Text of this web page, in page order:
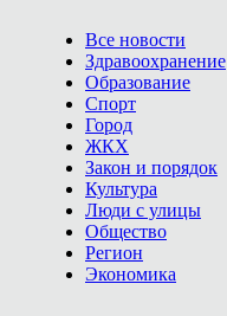
Все новости
Здравоохранение
Образование
Спорт
Город
ЖКХ
Закон и порядок
Культура
Люди с улицы
Общество
Регион
Экономика